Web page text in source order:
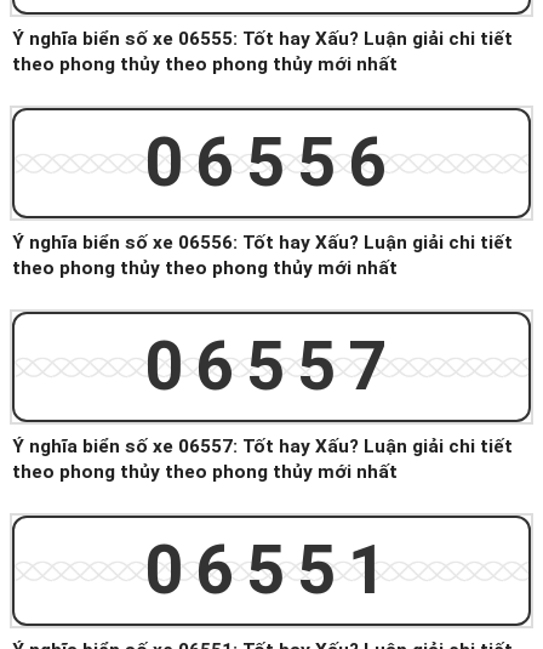
Ý nghĩa biển số xe 06555: Tốt hay Xấu? Luận giải chi tiết
theo phong thủy theo phong thủy mới nhất
06556
Ý nghĩa biển số xe 06556: Tốt hay Xấu? Luận giải chi tiết
theo phong thủy theo phong thủy mới nhất
06557
Ý nghĩa biển số xe 06557: Tốt hay Xấu? Luận giải chi tiết
theo phong thủy theo phong thủy mới nhất
06551